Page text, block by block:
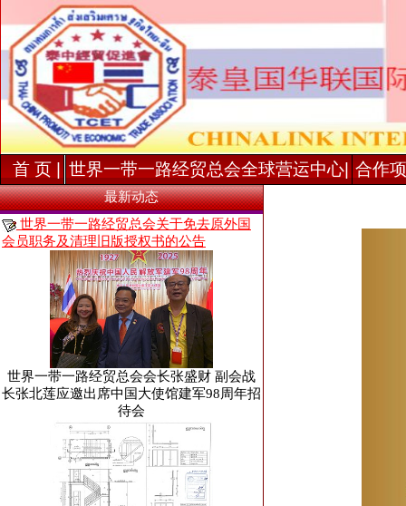
首 页 | 世界一带一路经贸总会全球营运中心| 合作
最新动态
世界一带一路经贸总会关于免去原外国
会员职务及清理旧版授权书的公告
世界一带一路经贸总会会长张盛财 副会战
长张北莲应邀出席中国大使馆建军98周年招
待会